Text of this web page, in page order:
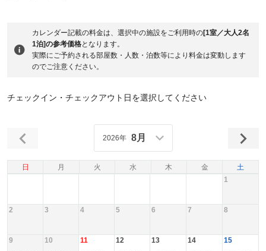
カレンダー記載の料金は、選択中の施設をご利用時の[1室／大人2名
1泊]の参考価格となります。
実際にご予約される部屋数・人数・泊数等により料金は変動します
のでご注意ください。
チェックイン・チェックアウト日を選択してください
日 月 火 水 木 金 土
2026年 8月
1
2 3 4 5 6 7 8
9 10 11 12 13 14 15